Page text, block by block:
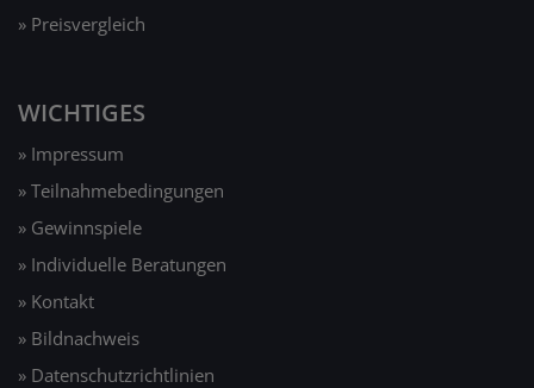
» Preisvergleich
WICHTIGES
» Impressum
» Teilnahmebedingungen
» Gewinnspiele
» Individuelle Beratungen
» Kontakt
» Bildnachweis
» Datenschutzrichtlinien